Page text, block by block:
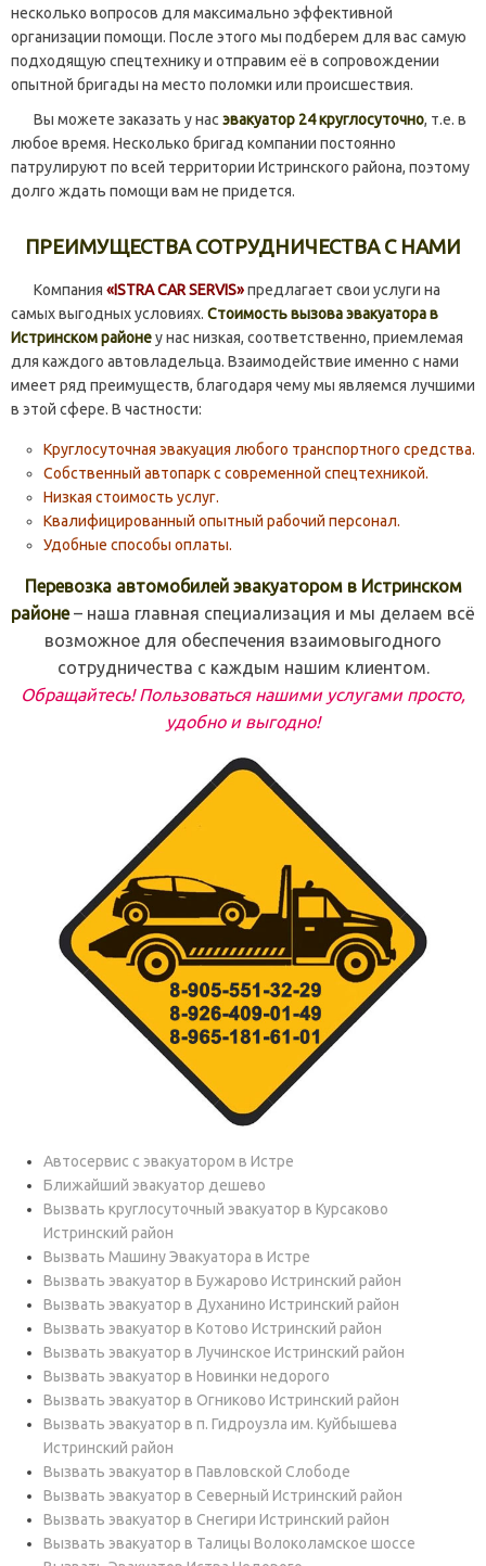
несколько вопросов для максимально эффективной
организации помощи. После этого мы подберем для вас самую
подходящую спецтехнику и отправим её в сопровождении
опытной бригады на место поломки или происшествия.
Вы можете заказать у насэвакуатор 24 круглосуточно, т.е. в
любое время. Несколько бригад компании постоянно
патрулируют по всей территории Истринского района, поэтому
долго ждать помощи вам не придется.
ПРЕИМУЩЕСТВА СОТРУДНИЧЕСТВА С НАМИ
Компания «ISTRA CAR SERVIS»предлагает свои услуги на
самых выгодных условиях. Стоимость вызова эвакуатора в
Истринском районеу нас низкая, соответственно, приемлемая
для каждого автовладельца. Взаимодействие именно с нами
имеет ряд преимуществ, благодаря чему мы являемся лучшими
в этой сфере. В частности:
Круглосуточная эвакуация любого транспортного средства.
Собственный автопарк с современной спецтехникой.
Низкая стоимость услуг.
Квалифицированный опытный рабочий персонал.
Удобные способы оплаты.
Перевозка автомобилей эвакуатором в Истринском
районе– наша главная специализация и мы делаем всё
возможное для обеспечения взаимовыгодного
сотрудничества с каждым нашим клиентом.
Обращайтесь! Пользоваться нашими услугами просто,
удобно и выгодно!
Автосервис с эвакуатором в Истре
Ближайший эвакуатор дешево
Вызвать круглосуточный эвакуатор в Курсаково
Истринский район
Вызвать Машину Эвакуатора в Истре
Вызвать эвакуатор в Бужарово Истринский район
Вызвать эвакуатор в Духанино Истринский район
Вызвать эвакуатор в Котово Истринский район
Вызвать эвакуатор в Лучинское Истринский район
Вызвать эвакуатор в Новинки недорого
Вызвать эвакуатор в Огниково Истринский район
Вызвать эвакуатор в п. Гидроузла им. Куйбышева
Истринский район
Вызвать эвакуатор в Павловской Слободе
Вызвать эвакуатор в Северный Истринский район
Вызвать эвакуатор в Снегири Истринский район
Вызвать эвакуатор в Талицы Волоколамское шоссе